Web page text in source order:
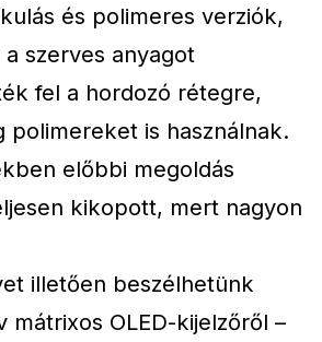
és polimeres verziók,
szerves anyagot
fel a hordozó rétegre,
polimereket is használnak.
előbbi megoldás
kikopott, mert nagyon
illetően beszélhetünk
mátrixos OLED-kijelzőről –